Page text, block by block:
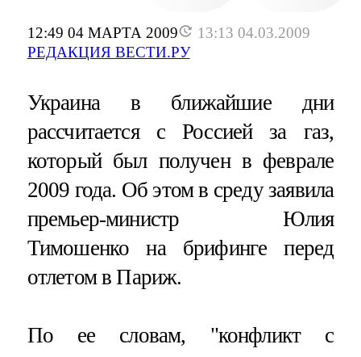
12:49 04 МАРТА 2009
13:13 04.03.2009
РЕДАКЦИЯ ВЕСТИ.РУ
Украина в ближайшие дни
рассчитается с Россией за газ,
который был получен в феврале
2009 года. Об этом в среду заявила
премьер-министр Юлия
Тимошенко на брифинге перед
отлетом в Париж.
По ее словам, "конфликт с